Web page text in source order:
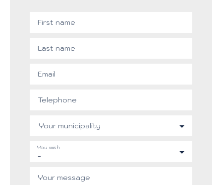
First name
Last name
Email
Telephone
Your municipality
-
You wish
Your message